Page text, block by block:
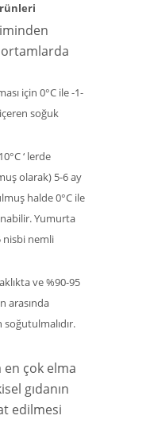
için 0°C ile -1-
soğuk
‘ lerde
olarak) 5-6 ay
halde 0°C ile
Yumurta
nisbi nemli
ve %90-95
arasında
en çok elma
gıdanın
edilmesi